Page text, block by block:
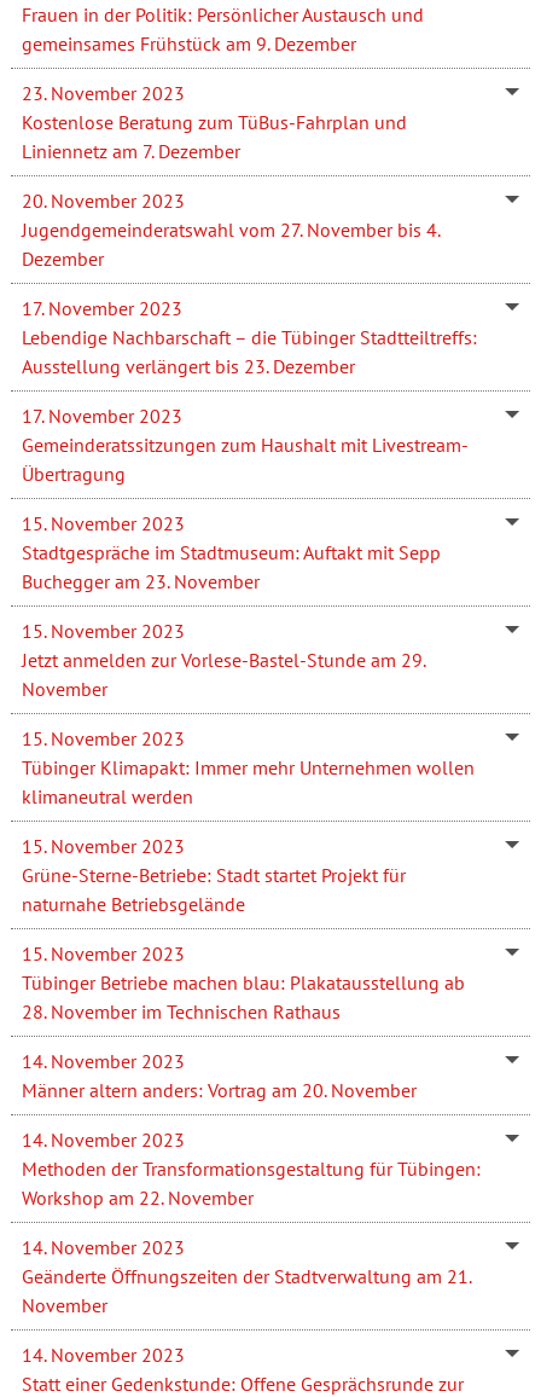
Frauen in der Politik: Persönlicher Austausch und
gemeinsames Frühstück am 9. Dezember
23. November 2023
Kostenlose Beratung zum TüBus-Fahrplan und
Liniennetz am 7. Dezember
20. November 2023
Jugendgemeinderatswahl vom 27. November bis 4.
Dezember
17. November 2023
Lebendige Nachbarschaft – die Tübinger Stadtteiltreffs:
Ausstellung verlängert bis 23. Dezember
17. November 2023
Gemeinderatssitzungen zum Haushalt mit Livestream-
Übertragung
15. November 2023
Stadtgespräche im Stadtmuseum: Auftakt mit Sepp
Buchegger am 23. November
15. November 2023
Jetzt anmelden zur Vorlese-Bastel-Stunde am 29.
November
15. November 2023
Tübinger Klimapakt: Immer mehr Unternehmen wollen
klimaneutral werden
15. November 2023
Grüne-Sterne-Betriebe: Stadt startet Projekt für
naturnahe Betriebsgelände
15. November 2023
Tübinger Betriebe machen blau: Plakatausstellung ab
28. November im Technischen Rathaus
14. November 2023
Männer altern anders: Vortrag am 20. November
14. November 2023
Methoden der Transformationsgestaltung für Tübingen:
Workshop am 22. November
14. November 2023
Geänderte Öffnungszeiten der Stadtverwaltung am 21.
November
14. November 2023
Statt einer Gedenkstunde: Offene Gesprächsrunde zur